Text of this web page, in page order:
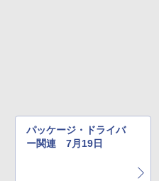
パッケージ・ドライバ
ー関連 7月19日